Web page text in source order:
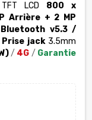
TFT LCD 800 x
Arrière + 2 MP
v5.3 /
Prise jack 3.5mm
/ 4G / Garantie